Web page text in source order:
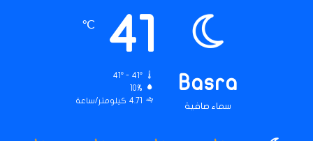
Basra
سماء صافية
41
℃
41º - 41º
10%
4.71 كيلومتر/ساعة